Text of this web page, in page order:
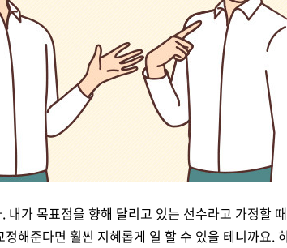
가 목표점을 향해 달리고 있는 선수라고 가정할
해준다면 훨씬 지혜롭게 일 할 수 있을 테니까요.